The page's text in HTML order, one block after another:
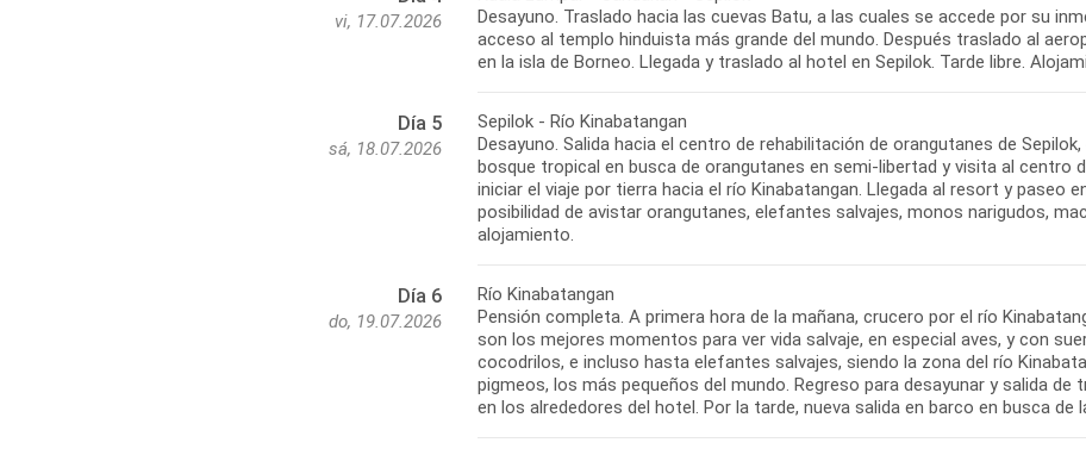
vi, 17.07.2026
Desayuno. Traslado hacia las cuevas Batu, a las cuales se accede por su
acceso al templo hinduista más grande del mundo. Después traslado al
en la isla de Borneo. Llegada y traslado al hotel en Sepilok. Tarde libre.
Día 5
sá, 18.07.2026
Sepilok - Río Kinabatangan
Desayuno. Salida hacia el centro de rehabilitación de orangutanes de
bosque tropical en busca de orangutanes en semi-libertad y visita al centro
iniciar el viaje por tierra hacia el río Kinabatangan. Llegada al resort y paseo
posibilidad de avistar orangutanes, elefantes salvajes, monos narigudos,
alojamiento.
Día 6
do, 19.07.2026
Río Kinabatangan
Pensión completa. A primera hora de la mañana, crucero por el río
son los mejores momentos para ver vida salvaje, en especial aves, y con
cocodrilos, e incluso hasta elefantes salvajes, siendo la zona del río
pigmeos, los más pequeños del mundo. Regreso para desayunar y salida
en los alrededores del hotel. Por la tarde, nueva salida en barco en busca de